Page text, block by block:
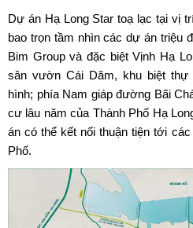
Dự án Hạ Long Star toạ lạc tại vị
bao trọn tầm nhìn các dự án triệu
Bim Group và đặc biệt Vịnh Hạ
sân vườn Cái Dăm, khu biệt thự
hình; phía Nam giáp đường Bãi
cư lâu năm của Thành Phố Hạ
án có thể kết nối thuận tiện tới
Phố.